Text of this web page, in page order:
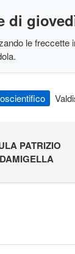
di
le freccette
PATRIZIO
DAMIGELLA